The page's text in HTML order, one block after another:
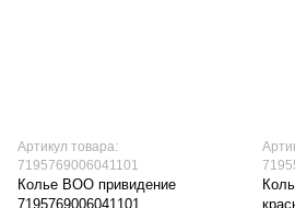
Артикул товара:
7195769006041101
Колье BOO привидение
7195769006041101